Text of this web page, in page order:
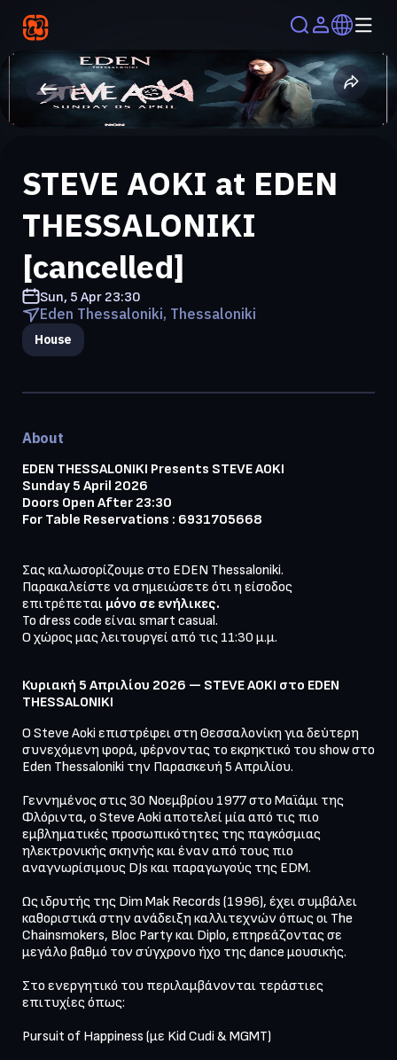
STEVE AOKI at EDEN
THESSALONIKI
[cancelled]
Sun, 5 Apr 23:30
Eden Thessaloniki, Thessaloniki
House
About
EDEN THESSALONIKI Presents STEVE AOKI
Sunday 5 April 2026
Doors Open After 23:30
For Table Reservations : 6931705668
Σας καλωσορίζουμε στο EDEN Thessaloniki.
Παρακαλείστε να σημειώσετε ότι η είσοδος
επιτρέπεται μόνο σε ενήλικες.
Το dress code είναι smart casual.
Κυριακή 5 Απριλίου 2026 — STEVE AOKI στο EDEN
THESSALONIKI
Ο Steve Aoki επιστρέφει στη Θεσσαλονίκη για δεύτερη
συνεχόμενη φορά, φέρνοντας το εκρηκτικό του show στο
Eden Thessaloniki την Παρασκευή 5 Απριλίου.
Γεννημένος στις 30 Νοεμβρίου 1977 στο Μαϊάμι της
Φλόριντα, ο Steve Aoki αποτελεί μία από τις πιο
εμβληματικές προσωπικότητες της παγκόσμιας
ηλεκτρονικής σκηνής και έναν από τους πιο
αναγνωρίσιμους DJs και παραγωγούς της EDM.
Ως ιδρυτής της Dim Mak Records (1996), έχει συμβάλει
καθοριστικά στην ανάδειξη καλλιτεχνών όπως οι The
Chainsmokers, Bloc Party και Diplo, επηρεάζοντας σε
μεγάλο βαθμό τον σύγχρονο ήχο της dance μουσικής.
Στο ενεργητικό του περιλαμβάνονται τεράστιες
επιτυχίες όπως:
Pursuit of Happiness (με Kid Cudi & MGMT)